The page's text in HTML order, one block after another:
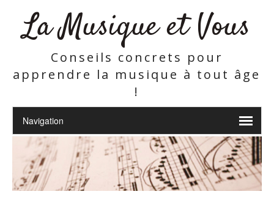
La Musique et Vous
Conseils concrets pour
apprendre la musique à tout âge
!